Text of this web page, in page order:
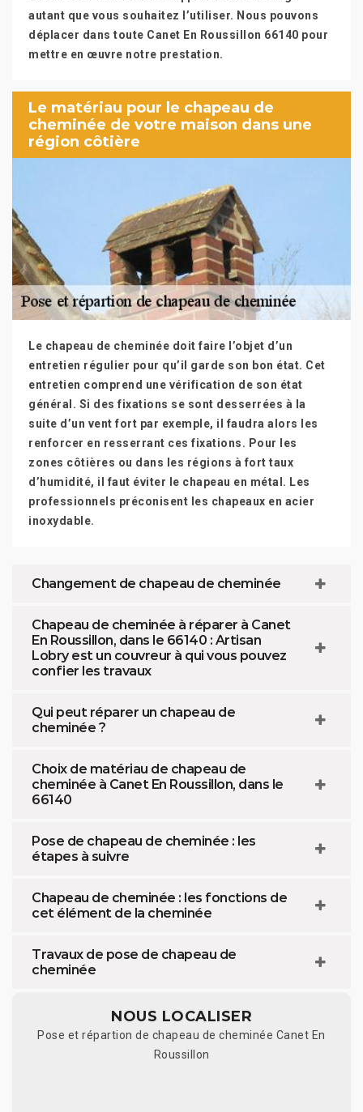
autant que vous souhaitez l’utiliser. Nous pouvons
déplacer dans toute Canet En Roussillon 66140 pour
mettre en œuvre notre prestation.
Le matériau pour le chapeau de
cheminée de votre maison dans une
région côtière
Le chapeau de cheminée doit faire l’objet d’un
entretien régulier pour qu’il garde son bon état. Cet
entretien comprend une vérification de son état
général. Si des fixations se sont desserrées à la
suite d’un vent fort par exemple, il faudra alors les
renforcer en resserrant ces fixations. Pour les
zones côtières ou dans les régions à fort taux
d’humidité, il faut éviter le chapeau en métal. Les
professionnels préconisent les chapeaux en acier
inoxydable.
Changement de chapeau de cheminée
Chapeau de cheminée à réparer à Canet
En Roussillon, dans le 66140 : Artisan
Lobry est un couvreur à qui vous pouvez
confier les travaux
Qui peut réparer un chapeau de
cheminée ?
Choix de matériau de chapeau de
cheminée à Canet En Roussillon, dans le
66140
Pose de chapeau de cheminée : les
étapes à suivre
Chapeau de cheminée : les fonctions de
cet élément de la cheminée
Travaux de pose de chapeau de
cheminée
NOUS LOCALISER
Pose et répartion de chapeau de cheminée Canet En
Roussillon